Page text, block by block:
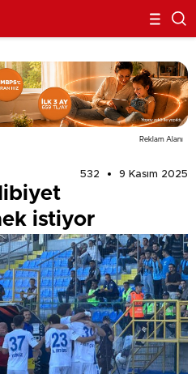
Reklam Alanı
532
9 Kasım 2025
istiyor